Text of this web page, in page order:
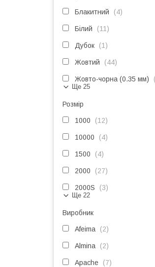
Блакитний 4
Білий 11
Дубок 1
Жовтий 44
Жовто-чорна (0.35 мм)
Ще 25
Розмір
1000 12
10000 4
1500 4
2000 27
2000S 3
Ще 22
Виробник
Afeima 2
Almina 2
Apache 7